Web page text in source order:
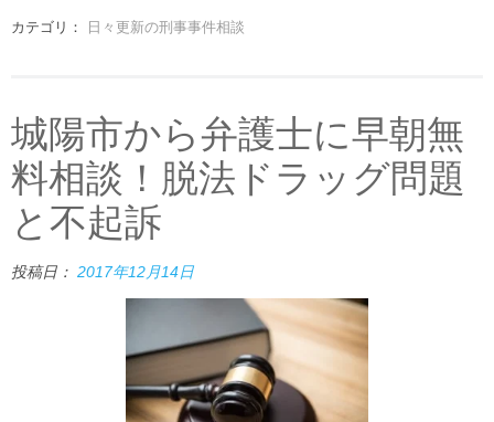
カテゴリ： 日々更新の刑事事件相談
城陽市から弁護士に早朝無
料相談！脱法ドラッグ問題
と不起訴
投稿日： 2017年12月14日